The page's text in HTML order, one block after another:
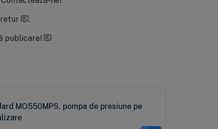
.
publicare!
MO550MPS, pompa de presiune pe